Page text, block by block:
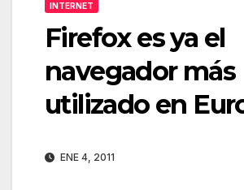
INTERNET
Firefox es ya el
navegador más
utilizado en
ENE 4, 2011